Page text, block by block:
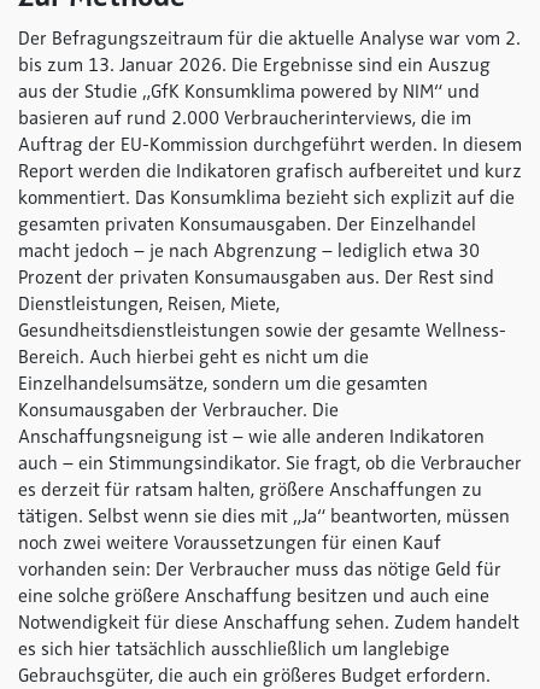
Der Befragungszeitraum für die aktuelle Analyse war vom 2.
bis zum 13. Januar 2026. Die Ergebnisse sind ein Auszug
aus der Studie „GfK Konsumklima powered by NIM“ und
basieren auf rund 2.000 Verbraucherinterviews, die im
Auftrag der EU-Kommission durchgeführt werden. In diesem
Report werden die Indikatoren grafisch aufbereitet und kurz
kommentiert. Das Konsumklima bezieht sich explizit auf die
gesamten privaten Konsumausgaben. Der Einzelhandel
macht jedoch – je nach Abgrenzung – lediglich etwa 30
Prozent der privaten Konsumausgaben aus. Der Rest sind
Dienstleistungen, Reisen, Miete,
Gesundheitsdienstleistungen sowie der gesamte Wellness-
Bereich. Auch hierbei geht es nicht um die
Einzelhandelsumsätze, sondern um die gesamten
Konsumausgaben der Verbraucher. Die
Anschaffungsneigung ist – wie alle anderen Indikatoren
auch – ein Stimmungsindikator. Sie fragt, ob die Verbraucher
es derzeit für ratsam halten, größere Anschaffungen zu
tätigen. Selbst wenn sie dies mit „Ja“ beantworten, müssen
noch zwei weitere Voraussetzungen für einen Kauf
vorhanden sein: Der Verbraucher muss das nötige Geld für
eine solche größere Anschaffung besitzen und auch eine
Notwendigkeit für diese Anschaffung sehen. Zudem handelt
es sich hier tatsächlich ausschließlich um langlebige
Gebrauchsgüter, die auch ein größeres Budget erfordern.